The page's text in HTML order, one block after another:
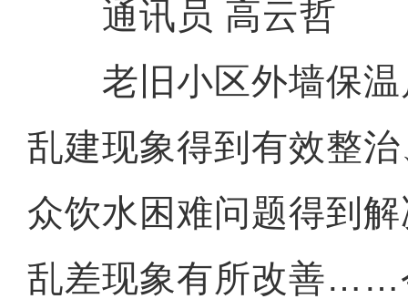
通讯员 高云哲
老旧小区外墙保温
乱建现象得到有效整
众饮水困难问题得到
乱差现象有所改善……